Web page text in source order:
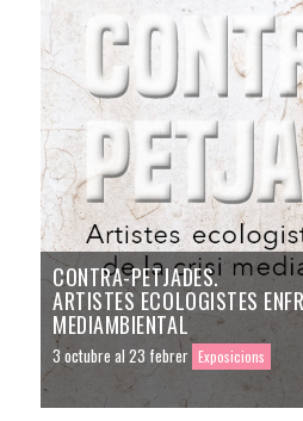
CONTRA-PETJADES.
ARTISTES ECOLOGISTES
MEDIAMBIENTAL
3 octubre al 23 febrer Exposicions